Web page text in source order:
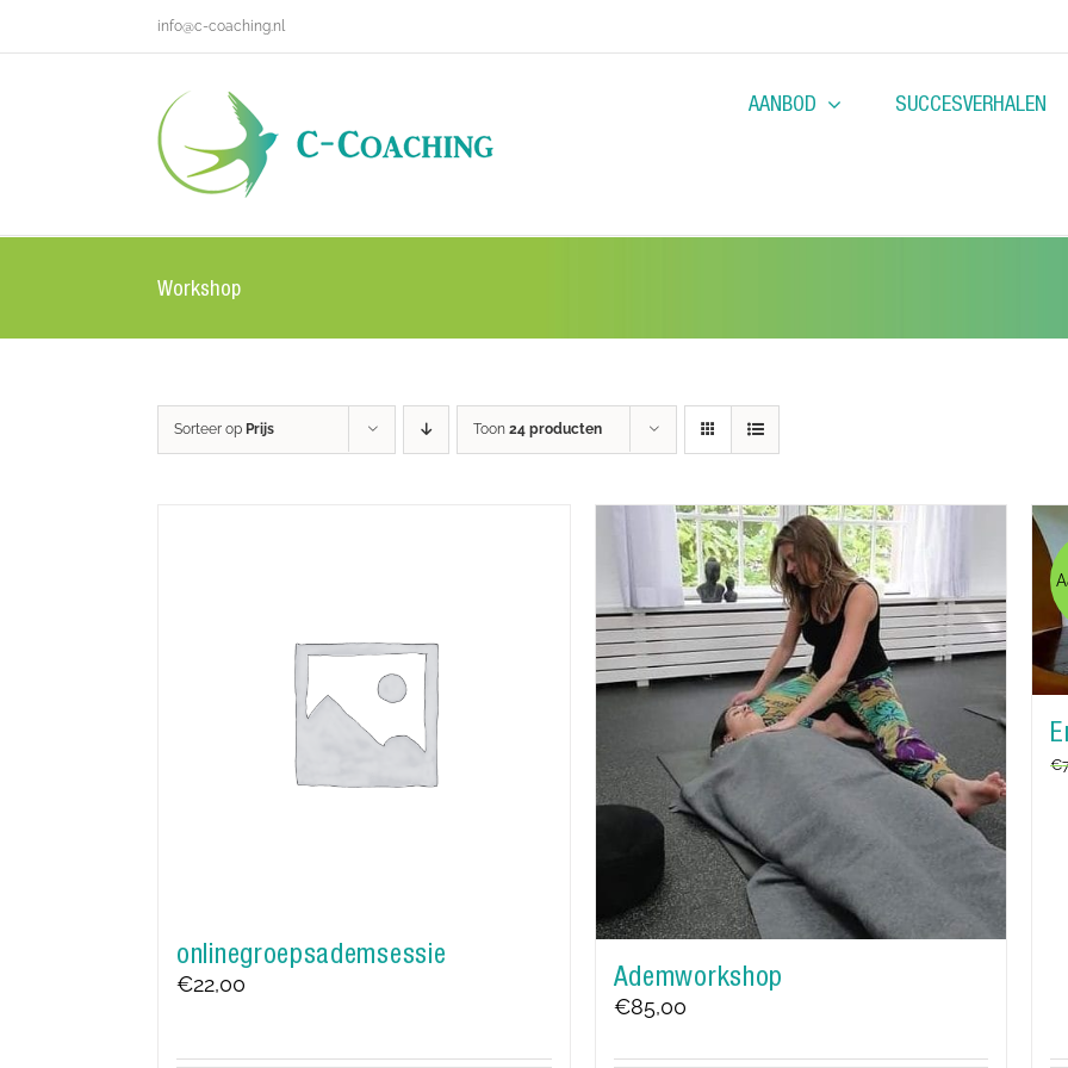
info@c-coaching.nl
AANBOD SUCCESVERHALEN
Workshop
Sorteer op Prijs Toon 24 producten
onlinegroepsademsessie
€22,00 Ademworkshop
€85,00
€